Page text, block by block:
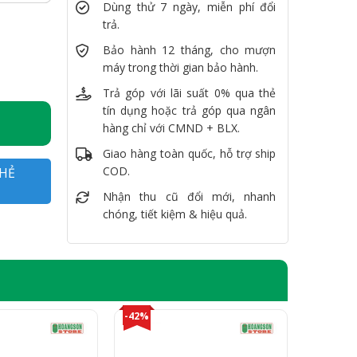
256GB, 14" FullHD số lượng
Dùng thử 7 ngày, miễn phí đổi
trả.
Bảo hành 12 tháng, cho mượn
máy trong thời gian bảo hành.
Trả góp với lãi suất 0% qua thẻ
tín dụng hoặc trả góp qua ngân
hàng chỉ với CMND + BLX.
Giao hàng toàn quốc, hỗ trợ ship
COD.
Nhận thu cũ đổi mới, nhanh
chóng, tiết kiệm & hiệu quả.
-42%